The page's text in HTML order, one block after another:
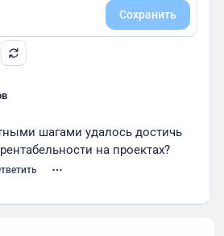
Сохранить
шагами удалось достичь
на проектах?